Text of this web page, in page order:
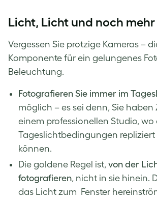
Licht, Licht und noch
Vergessen Sie protzige Kameras –
Komponente für ein gelungenes
Beleuchtung.
Fotografieren Sie immer im
möglich – es sei denn, Sie haben
einem professionellen Studio, wo
Tageslichtbedingungen repliziert
können.
Die goldene Regel ist, von der
fotografieren, nicht in sie hinein.
das Licht zum Fenster